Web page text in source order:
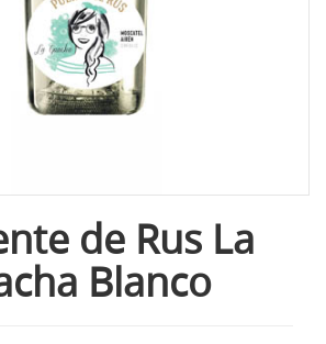
de Rus La
Blanco